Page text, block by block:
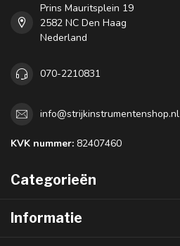
Prins Mauritsplein 19
2582 NC Den Haag
Nederland
070-2210831
info@strijkinstrumentenshop.nl
KVK nummer: 82407460
Categorieën
Informatie